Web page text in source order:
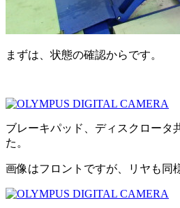
まずは、状態の確認からです。
ブレーキパッド、ディスクロータ
た。
画像はフロントですが、リヤも同